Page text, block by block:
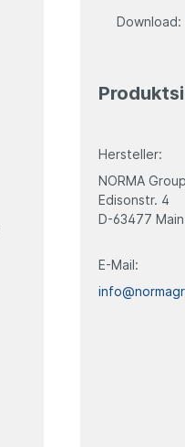
Download:
Hersteller:
NORMA
Edisonstr. 4
D-63477
E-Mail: